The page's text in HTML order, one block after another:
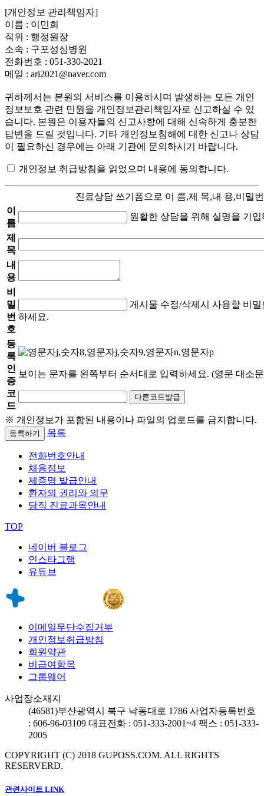
[개인정보 관리책임자]
이름 : 이민희
직위 : 행정원장
소속 : 구포성심병원
전화번호 : 051-330-2021
메일 : ari2021@naver.com
귀하께서는 본원의 서비스를 이용하시며 발생하는 모든 개인
정보보호 관련 민원을 개인정보관리책임자로 신고하실 수 있
습니다. 본원은 이용자들의 신고사항에 대해 신속하게 충분한
답변을 드릴 것입니다. 기타 개인정보침해에 대한 신고나 상담
이 필요하신 경우에는 아래 기관에 문의하시기 바랍니다.
개인정보 취급방침을 읽었으며 내용에 동의합니다.
진료상담 쓰기폼으로 이 름,제 목,내 용,비밀
이
름
원활한 상담을 위해 실명을 기
제
목
내
용
비
밀
번
호
게시물 수정/삭제시 사용할 비
하세요.
등
록
인
증
코
드
보이는 문자를 왼쪽부터 순서대로 입력하세요. (영문 대소
다른코드발급
※ 개인정보가 포함된 내용이나 파일의 업로드를 금지합니다.
등록하기 목록
전화번호안내
채용정보
제증명 발급안내
환자의 권리와 의무
당직 진료과목안내
TOP
네이버 블로그
인스타그램
유튜브
이메일무단수집거부
개인정보취급방침
회원약관
비급여항목
그룹웨어
사업장소재지
(46581)부산광역시 북구 낙동대로 1786 사업자등록번호
: 606-96-03109 대표전화 : 051-333-2001~4 팩스 : 051-333-
2005
COPYRIGHT (C) 2018 GUPOSS.COM. ALL RIGHTS
RESERVERD.
관련사이트 LINK